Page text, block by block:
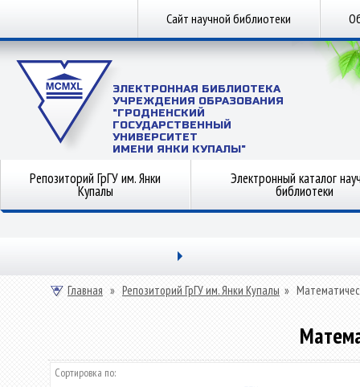
Сайт научной библиотеки
ЭЛЕКТРОННАЯ БИБЛИОТЕКА
УЧРЕЖДЕНИЯ ОБРАЗОВАНИЯ
"ГРОДНЕНСКИЙ
ГОСУДАРСТВЕННЫЙ
УНИВЕРСИТЕТ
ИМЕНИ ЯНКИ КУПАЛЫ"
Репозиторий ГрГУ им. Янки
Купалы
Электронный каталог
библиотеки
Главная » Репозиторий ГрГУ им. Янки Купалы »
Сортировка по: